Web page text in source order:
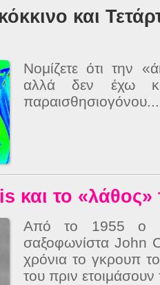
και
Νομίζετε ότι την
αλλά δεν έχω
παραισθησιογόνου...
και το
Από το 1955 ο
σαξοφωνίστα John
χρόνια το γκρουπ
του πριν